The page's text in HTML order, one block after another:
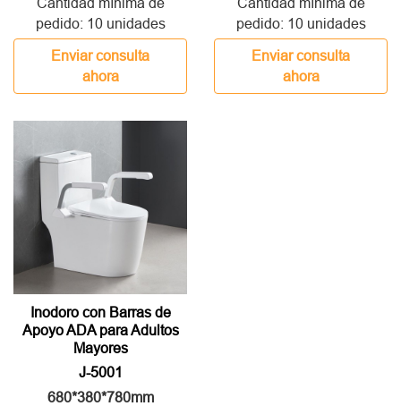
pedido: 10 unidades
Enviar consulta
ahora
pedido: 10 unidades
Enviar consulta
ahora
Inodoro con Barras de
Apoyo ADA para Adultos
Mayores
J-5001
680*380*780mm